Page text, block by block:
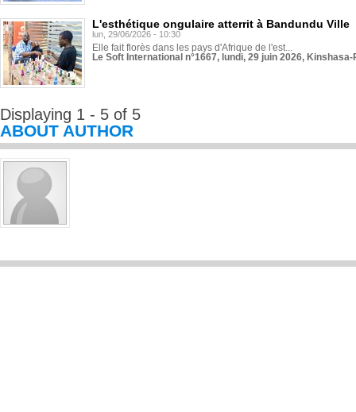
L'esthétique ongulaire atterrit à Bandundu Ville
lun, 29/06/2026 - 10:30
Elle fait florès dans les pays d'Afrique de l'est...
Le Soft International n°1667, lundi, 29 juin 2026,
Displaying 1 - 5 of 5
ABOUT AUTHOR